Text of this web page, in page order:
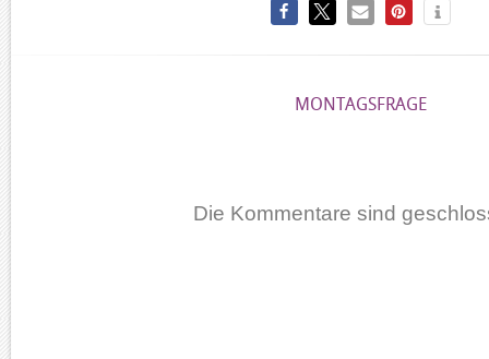
MONTAGSFRAGE
Die Kommentare sind